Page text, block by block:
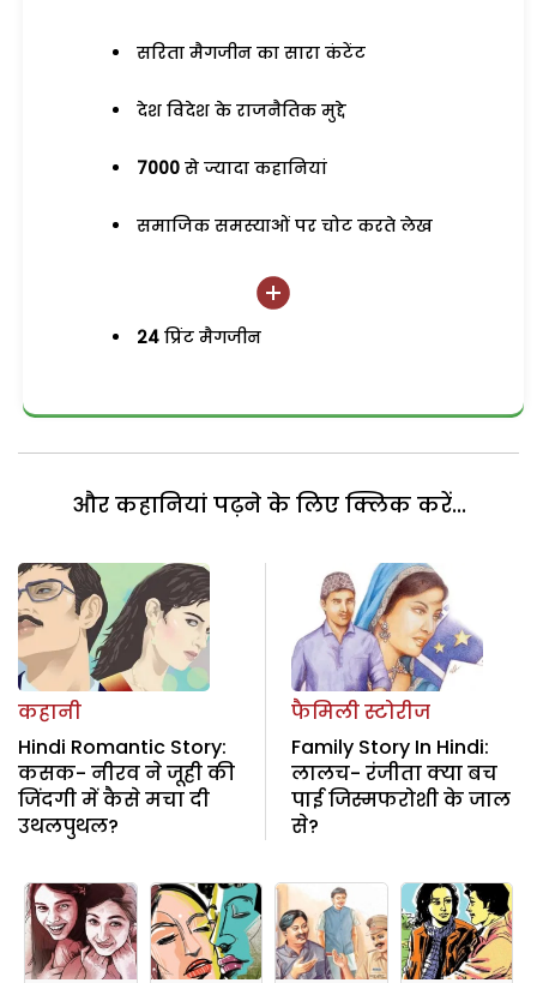
सरिता मैगजीन का सारा कंटेंट
देश विदेश के राजनैतिक मुद्दे
7000 से ज्यादा कहानियां
समाजिक समस्याओं पर चोट करते लेख
24 प्रिंट मैगजीन
और कहानियां पढ़ने के लिए क्लिक करें...
कहानी
Hindi Romantic Story:
कसक- नीरव ने जूही की
जिंदगी में कैसे मचा दी
उथलपुथल?
फैमिली स्टोरीज
Family Story In Hindi:
लालच- रंजीता क्या बच
पाई जिस्मफरोशी के जाल
से?